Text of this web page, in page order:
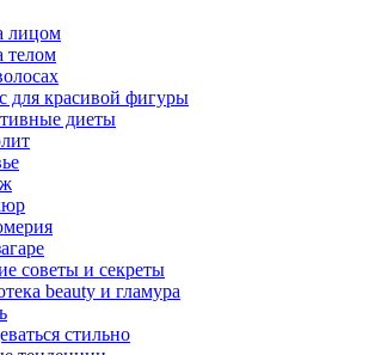
лицом
телом
для красивой фигуры
диеты
советы и секреты
beauty и гламура
стильно